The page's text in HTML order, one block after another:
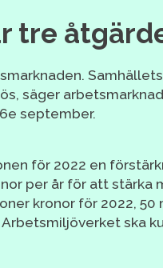
tre
säger
september.
för 2022 en
per år för att stärka
kronor för 2022, 50
ska